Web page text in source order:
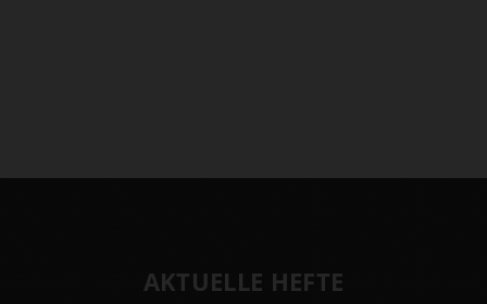
AKTUELLE HEFTE